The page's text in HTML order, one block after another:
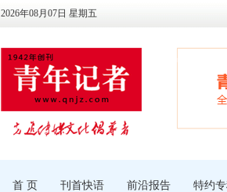
2026年08月07日 星期五
首 页 刊首快语 前沿报告 特约